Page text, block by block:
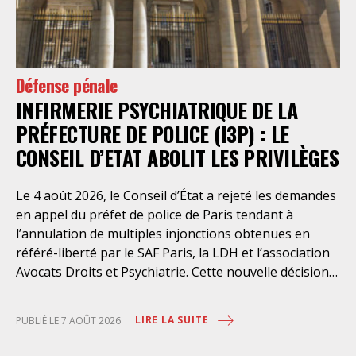
Défense pénale
INFIRMERIE PSYCHIATRIQUE DE LA
PRÉFECTURE DE POLICE (I3P) : LE
CONSEIL D’ETAT ABOLIT LES PRIVILÈGES
Le 4 août 2026, le Conseil d’État a rejeté les demandes
en appel du préfet de police de Paris tendant à
l’annulation de multiples injonctions obtenues en
référé-liberté par le SAF Paris, la LDH et l’association
Avocats Droits et Psychiatrie. Cette nouvelle décision
personnes retenues à l’infirmerie psychiatrique de la
préfecture de police de Paris. Près d’ici mais loin des
PUBLIÉ LE 7 AOÛT 2026 LIRE LA SUITE